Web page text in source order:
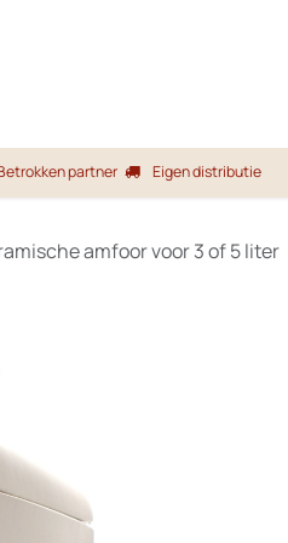
partner Eigen distributie
amfoor voor 3 of 5 liter